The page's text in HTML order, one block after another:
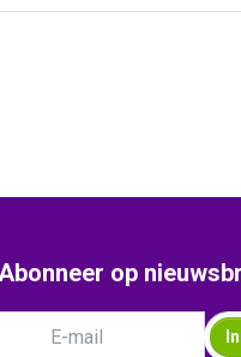
Abonneer op